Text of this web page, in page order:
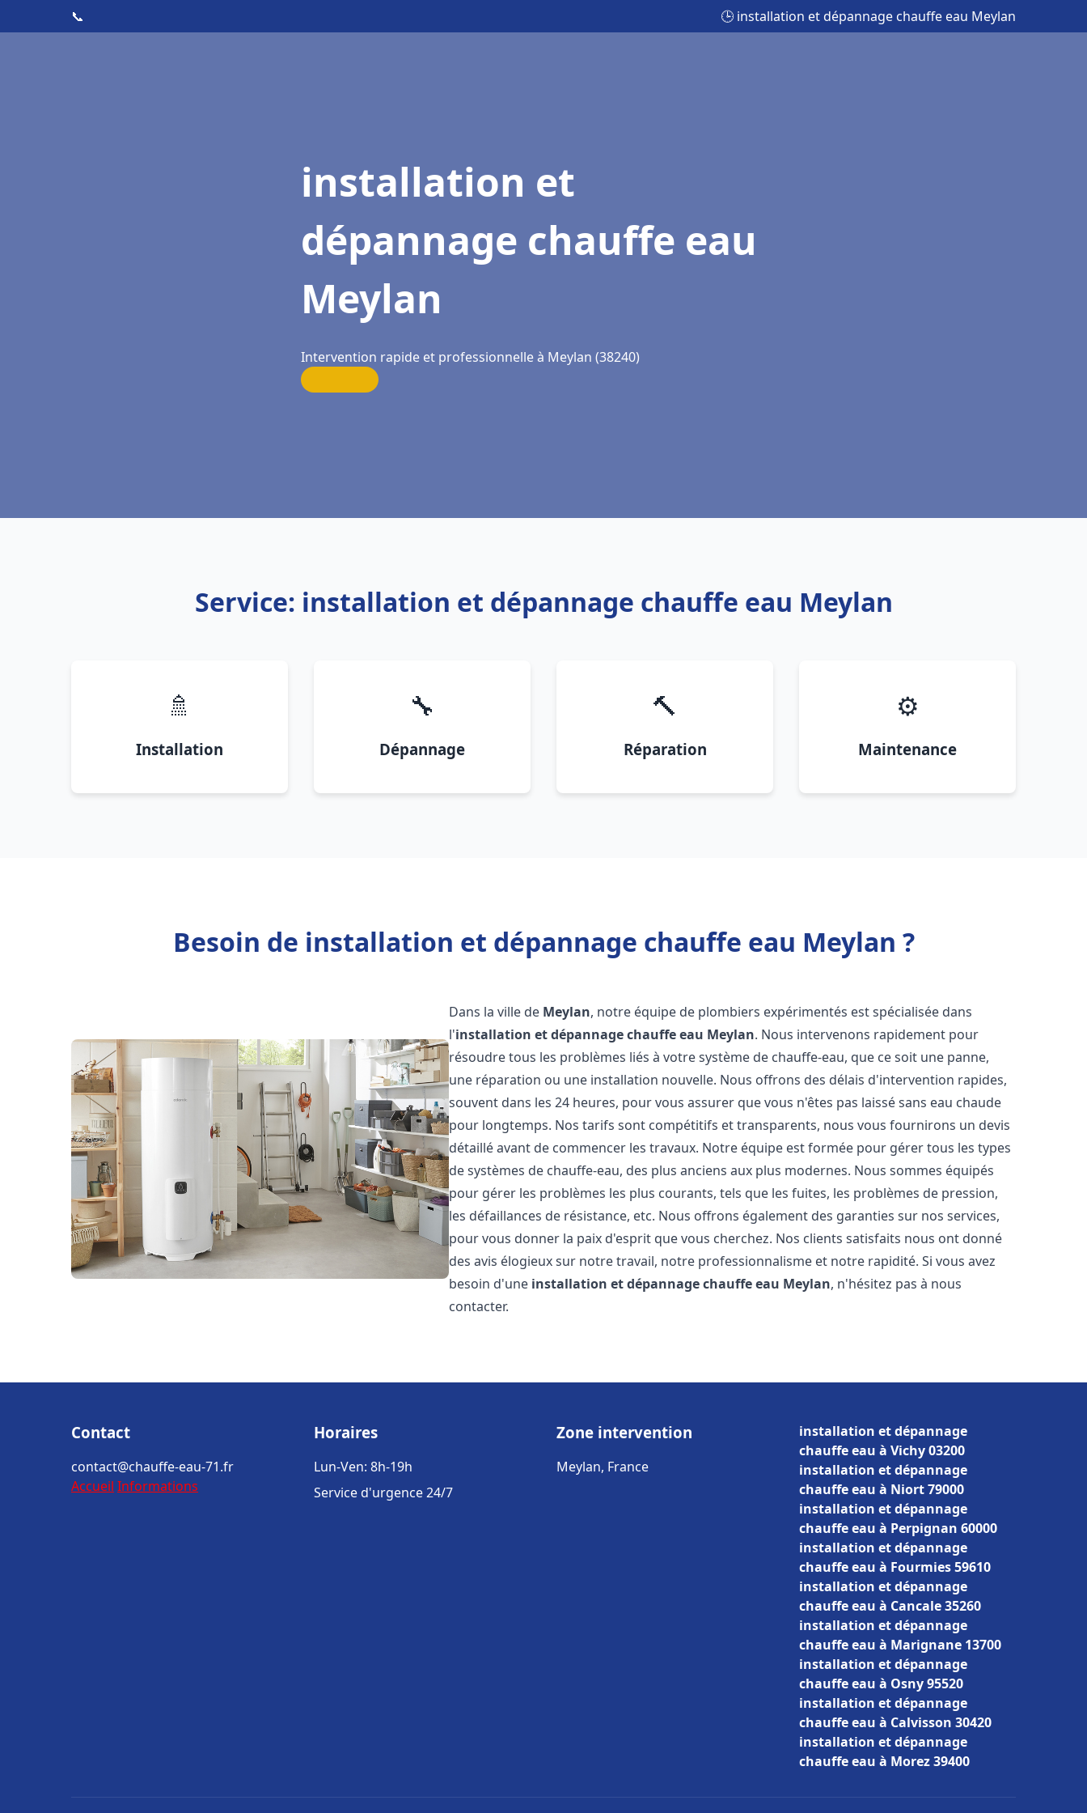
📞 🕒 installation et dépannage chauffe eau Meylan
installation et
dépannage chauffe eau
Meylan
Intervention rapide et professionnelle à Meylan (38240)
Service: installation et dépannage chauffe eau Meylan
🚿
Installation
🔧
Dépannage
🔨
Réparation
⚙️
Maintenance
Besoin de installation et dépannage chauffe eau Meylan ?
Dans la ville de Meylan, notre équipe de plombiers expérimentés est spécialisée dans
l'installation et dépannage chauffe eau Meylan. Nous intervenons rapidement pour
résoudre tous les problèmes liés à votre système de chauffe-eau, que ce soit une panne,
une réparation ou une installation nouvelle. Nous offrons des délais d'intervention rapides,
souvent dans les 24 heures, pour vous assurer que vous n'êtes pas laissé sans eau chaude
pour longtemps. Nos tarifs sont compétitifs et transparents, nous vous fournirons un devis
détaillé avant de commencer les travaux. Notre équipe est formée pour gérer tous les types
de systèmes de chauffe-eau, des plus anciens aux plus modernes. Nous sommes équipés
pour gérer les problèmes les plus courants, tels que les fuites, les problèmes de pression,
les défaillances de résistance, etc. Nous offrons également des garanties sur nos services,
pour vous donner la paix d'esprit que vous cherchez. Nos clients satisfaits nous ont donné
des avis élogieux sur notre travail, notre professionnalisme et notre rapidité. Si vous avez
besoin d'une installation et dépannage chauffe eau Meylan, n'hésitez pas à nous
contacter.
Contact
contact@chauffe-eau-71.fr
Accueil Informations
Horaires
Lun-Ven: 8h-19h
Service d'urgence 24/7
Zone intervention
Meylan, France
installation et dépannage
chauffe eau à Vichy 03200
installation et dépannage
chauffe eau à Niort 79000
installation et dépannage
chauffe eau à Perpignan 60000
installation et dépannage
chauffe eau à Fourmies 59610
installation et dépannage
chauffe eau à Cancale 35260
installation et dépannage
chauffe eau à Marignane 13700
installation et dépannage
chauffe eau à Osny 95520
installation et dépannage
chauffe eau à Calvisson 30420
installation et dépannage
chauffe eau à Morez 39400